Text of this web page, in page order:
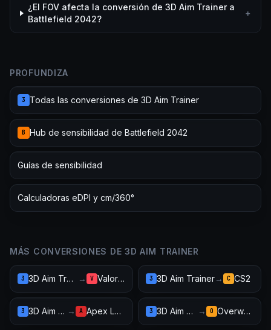
¿El FOV afecta la conversión de 3D Aim Trainer a
Battlefield 2042?
+
PROFUNDIZA
3 Todas las conversiones de 3D Aim Trainer
B Hub de sensibilidad de Battlefield 2042
Guías de sensibilidad
Calculadoras eDPI y cm/360°
MÁS CONVERSIONES DE 3D AIM TRAINER
3 3D Aim Trainer → V Valorant 3 3D Aim Trainer→ C CS2
3 3D Aim Trainer → A Apex Legends 3 3D Aim Trainer → O Overwatch 2